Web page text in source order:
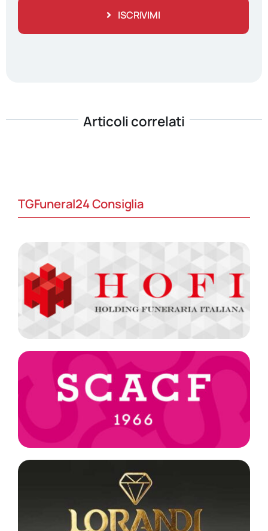
ISCRIVIMI
Articoli correlati
TGFuneral24 Consiglia